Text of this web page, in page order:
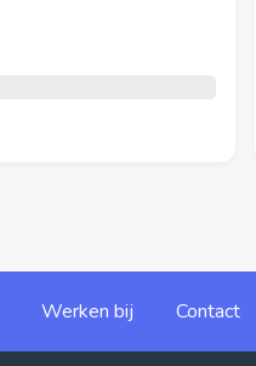
Werken bij Contact